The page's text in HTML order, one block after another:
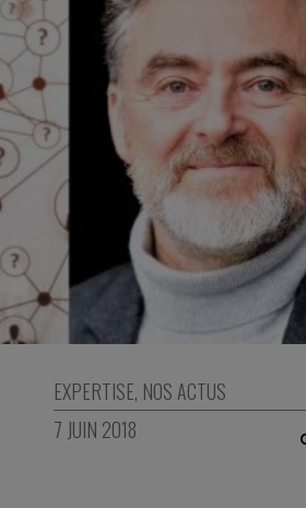
EXPERTISE, NOS ACTUS
7 JUIN 2018